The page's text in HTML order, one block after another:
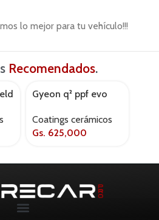
lo mejor para tu vehículo!!!
Recomendados.
Gyeon q² ppf evo
Coatings cerámicos
Gs. 625,000